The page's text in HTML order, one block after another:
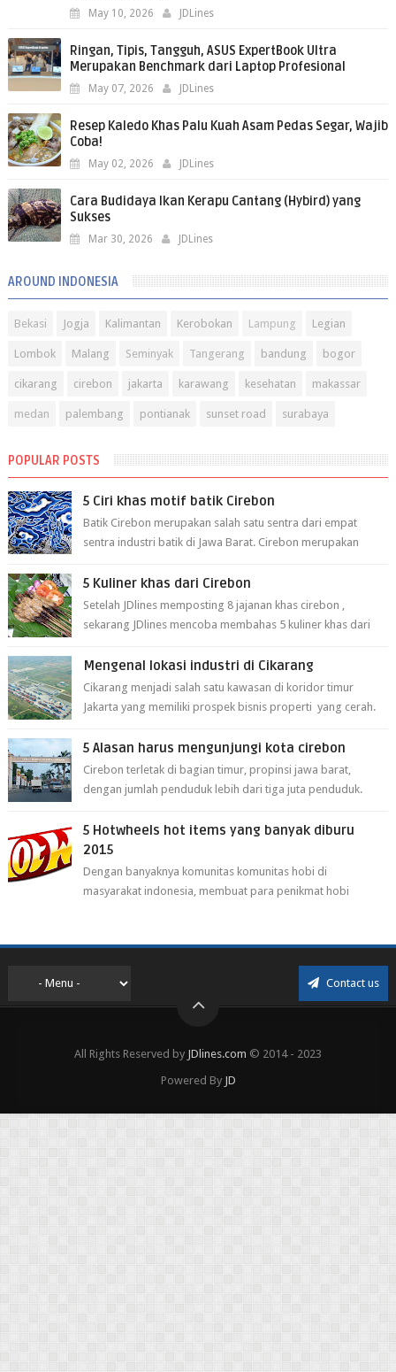
May 10, 2026 JDLines
Ringan, Tipis, Tangguh, ASUS ExpertBook Ultra
Merupakan Benchmark dari Laptop Profesional
May 07, 2026 JDLines
Resep Kaledo Khas Palu Kuah Asam Pedas Segar, Wajib
Coba!
May 02, 2026 JDLines
Cara Budidaya Ikan Kerapu Cantang (Hybird) yang
Sukses
Mar 30, 2026 JDLines
AROUND INDONESIA
Bekasi Jogja Kalimantan Kerobokan Lampung Legian
Lombok Malang Seminyak Tangerang bandung bogor
cikarang cirebon jakarta karawang kesehatan makassar
medan palembang pontianak sunset road surabaya
POPULAR POSTS
5 Ciri khas motif batik Cirebon
Batik Cirebon merupakan salah satu sentra dari empat
sentra industri batik di Jawa Barat. Cirebon merupakan
5 Kuliner khas dari Cirebon
Setelah JDlines memposting 8 jajanan khas cirebon ,
sekarang JDlines mencoba membahas 5 kuliner khas dari
Mengenal lokasi industri di Cikarang
Cikarang menjadi salah satu kawasan di koridor timur
Jakarta yang memiliki prospek bisnis properti yang cerah.
5 Alasan harus mengunjungi kota cirebon
Cirebon terletak di bagian timur, propinsi jawa barat,
dengan jumlah penduduk lebih dari tiga juta penduduk.
5 Hotwheels hot items yang banyak diburu
2015
Dengan banyaknya komunitas komunitas hobi di
masyarakat indonesia, membuat para penikmat hobi
Contact us
All Rights Reserved by JDlines.com © 2014 - 2023
Powered By JD